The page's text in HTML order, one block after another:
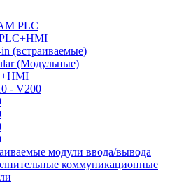
PLC
(встраиваемые)
(Модульные)
- V200
модули ввода/вывода
коммуникационные